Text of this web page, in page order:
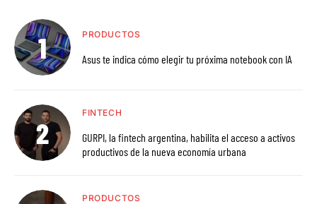
PRODUCTOS
Asus te indica cómo elegir tu próxima notebook con IA
FINTECH
GURPI, la fintech argentina, habilita el acceso a activos
productivos de la nueva economía urbana
PRODUCTOS